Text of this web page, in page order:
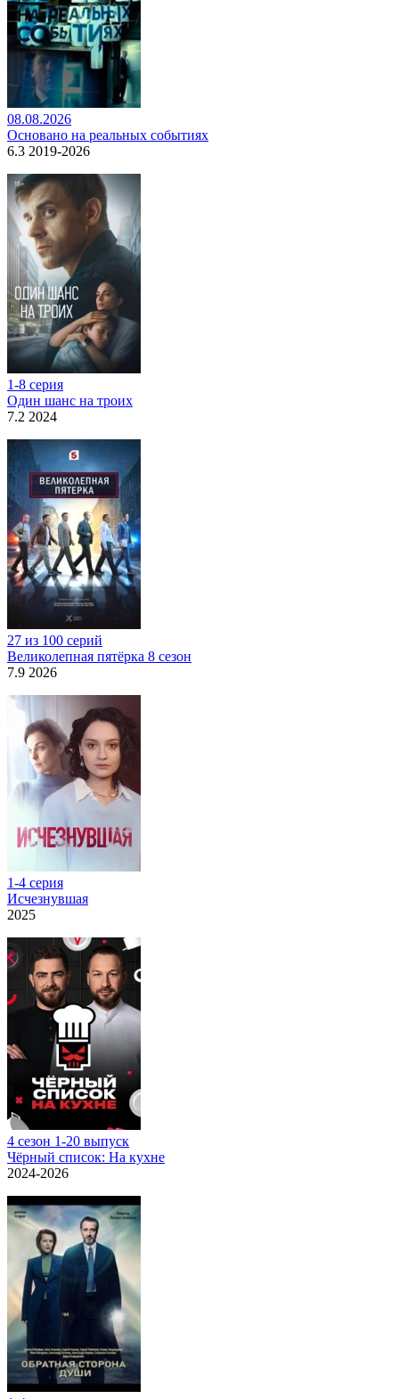
08.08.2026
Основано на реальных событиях
6.3 2019-2026
1-8 серия
Один шанс на троих
7.2 2024
27 из 100 серий
Великолепная пятёрка 8 сезон
7.9 2026
1-4 серия
Исчезнувшая
2025
4 сезон 1-20 выпуск
Чёрный список: На кухне
2024-2026